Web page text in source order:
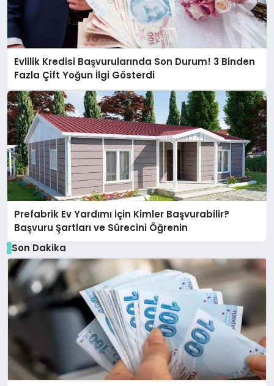
Evlilik Kredisi Başvurularında Son Durum! 3 Binden
Fazla Çift Yoğun İlgi Gösterdi
Prefabrik Ev Yardımı İçin Kimler Başvurabilir?
Başvuru Şartları ve Sürecini Öğrenin
Son Dakika